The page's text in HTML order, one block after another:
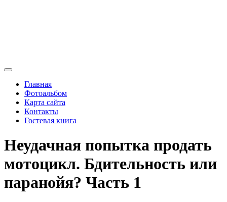
Главная
Фотоальбом
Карта сайта
Контакты
Гостевая книга
Неудачная попытка продать
мотоцикл. Бдительность или
паранойя? Часть 1